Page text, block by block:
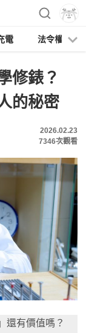
電 法令權益
修錶？
的秘密
2026.02.23
7346次觀看
還有價值嗎？